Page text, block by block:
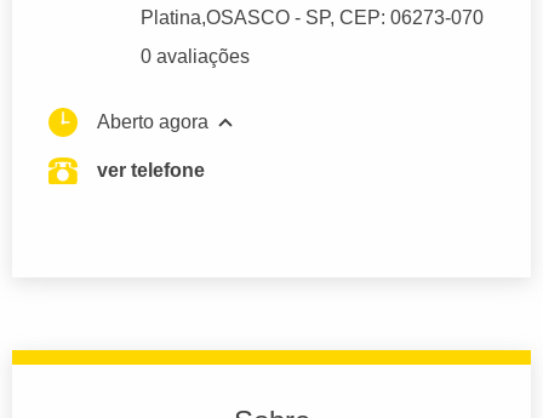
Platina,OSASCO - SP, CEP: 06273-070
0 avaliações
Aberto agora
ver telefone